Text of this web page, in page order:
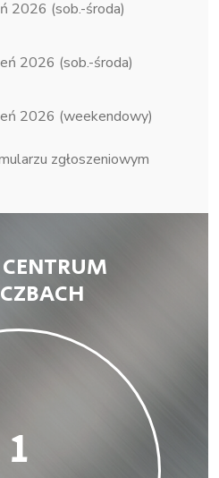
2026 (sob.-środa)
2026 (sob.-środa)
2026 (weekendowy)
zgłoszeniowym
1